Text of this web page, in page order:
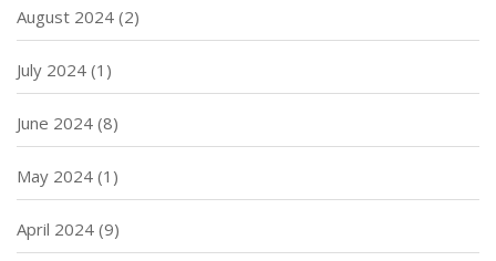
August 2024 (2)
July 2024 (1)
June 2024 (8)
May 2024 (1)
April 2024 (9)